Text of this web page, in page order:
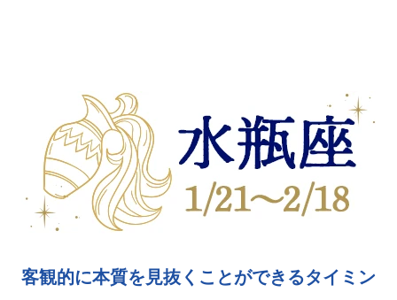
客観的に本質を見抜くことができるタイミン